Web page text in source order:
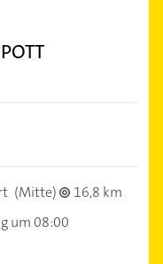
(Mitte)
16,8 km
um 08:00